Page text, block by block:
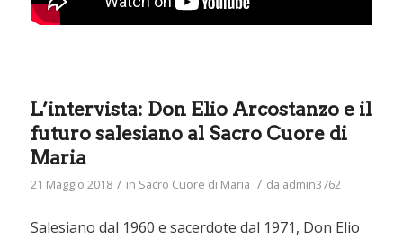
L’intervista: Don Elio Arcostanzo e il
futuro salesiano al Sacro Cuore di
Maria
21 Maggio 2018 / in Sacro Cuore di Maria / da admin3762
Salesiano dal 1960 e sacerdote dal 1971, Don Elio